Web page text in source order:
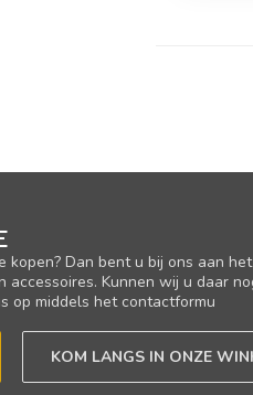
kopen? Dan bent u bij ons aan
accessoires. Kunnen wij u daar
op middels het contactformu
KOM LANGS IN ONZE